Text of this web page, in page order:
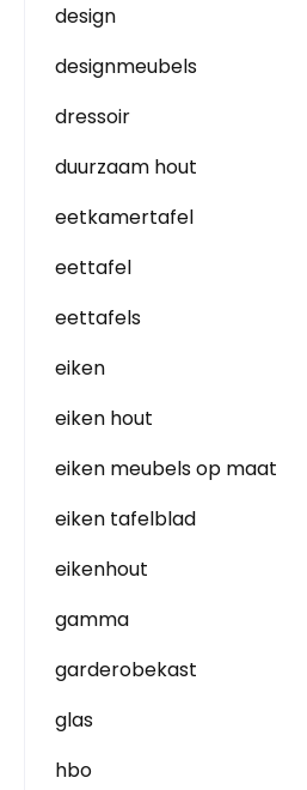
design
designmeubels
dressoir
duurzaam hout
eetkamertafel
eettafel
eettafels
eiken
eiken hout
eiken meubels op maat
eiken tafelblad
eikenhout
gamma
garderobekast
glas
hbo